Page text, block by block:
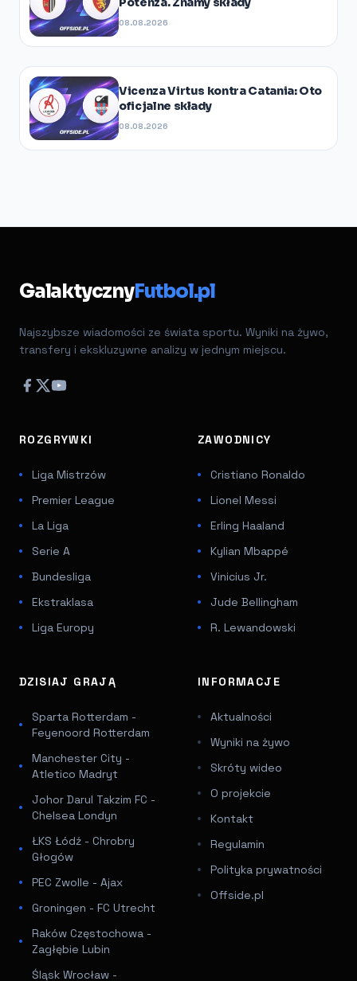
08.08.2026
Vicenza Virtus kontra Catania: Oto
oficjalne składy
08.08.2026
GalaktycznyFutbol.pl
Najszybsze wiadomości ze świata sportu. Wyniki na żywo,
transfery i ekskluzywne analizy w jednym miejscu.
ROZGRYWKI
Liga Mistrzów
Premier League
La Liga
Serie A
Bundesliga
Ekstraklasa
Liga Europy
ZAWODNICY
Cristiano Ronaldo
Lionel Messi
Erling Haaland
Kylian Mbappé
Vinicius Jr.
Jude Bellingham
R. Lewandowski
DZISIAJ GRAJĄ
Sparta Rotterdam -
Feyenoord Rotterdam
Manchester City -
Atletico Madryt
Johor Darul Takzim FC -
Chelsea Londyn
ŁKS Łódź - Chrobry
Głogów
PEC Zwolle - Ajax
Groningen - FC Utrecht
Raków Częstochowa -
Zagłębie Lubin
Śląsk Wrocław -
INFORMACJE
Aktualności
Wyniki na żywo
Skróty wideo
O projekcie
Kontakt
Regulamin
Polityka prywatności
Offside.pl